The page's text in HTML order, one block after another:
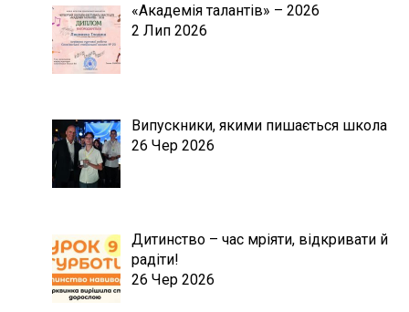
«Академія талантів» – 2026
2 Лип 2026
Випускники, якими пишається школа
26 Чер 2026
Дитинство – час мріяти, відкривати й
радіти!
26 Чер 2026